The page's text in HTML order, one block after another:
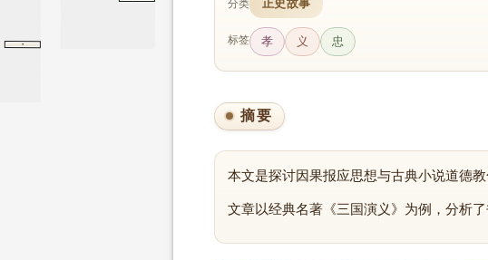
一百三回
·
第一百三回
分类 正史故事
标签 孝 义 忠
摘要
本文是探讨因果报应思想与古典小说道德
文章以经典名著《三国演义》为例，分析